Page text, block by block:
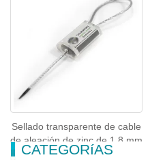
Sellado transparente de cable
de aleación de zinc de 1,8 mm
CATEGORíAS